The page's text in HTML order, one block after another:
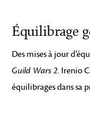
Équilibrage
Des mises à jour
Guild Wars 2. Irenio
équilibrages dans sa